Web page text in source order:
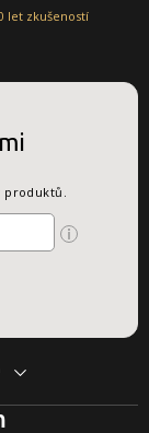
let zkušeností